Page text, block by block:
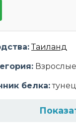
Таиланд
белка:тунец